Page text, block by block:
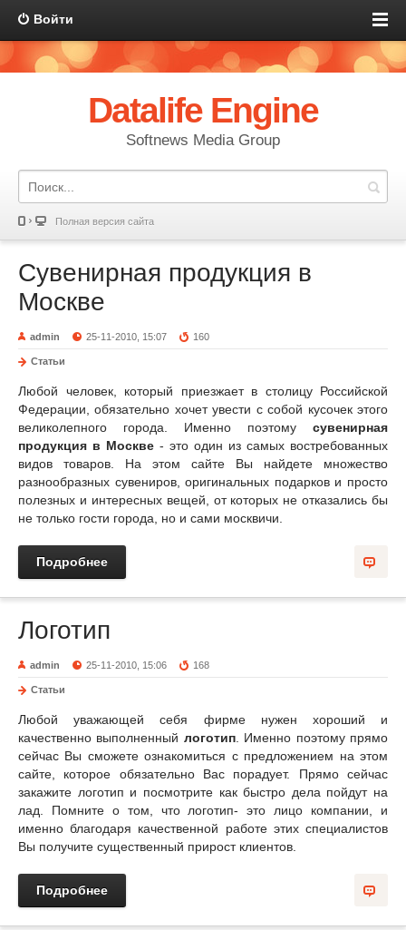
Войти
Datalife Engine
Softnews Media Group
Полная версия сайта
Сувенирная продукция в
Москве
admin 25-11-2010, 15:07 160
Статьи
Любой человек, который приезжает в столицу Российской
Федерации, обязательно хочет увести с собой кусочек этого
великолепного города. Именно поэтому сувенирная
продукция в Москве - это один из самых востребованных
видов товаров. На этом сайте Вы найдете множество
разнообразных сувениров, оригинальных подарков и просто
полезных и интересных вещей, от которых не отказались бы
не только гости города, но и сами москвичи.
Подробнее
Логотип
admin 25-11-2010, 15:06 168
Статьи
Любой уважающей себя фирме нужен хороший и
качественно выполненный логотип. Именно поэтому прямо
сейчас Вы сможете ознакомиться с предложением на этом
сайте, которое обязательно Вас порадует. Прямо сейчас
закажите логотип и посмотрите как быстро дела пойдут на
лад. Помните о том, что логотип- это лицо компании, и
именно благодаря качественной работе этих специалистов
Вы получите существенный прирост клиентов.
Подробнее